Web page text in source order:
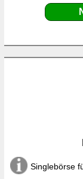
Singlebörse